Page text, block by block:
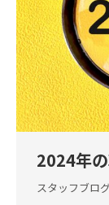
2024年
スタッフブロ